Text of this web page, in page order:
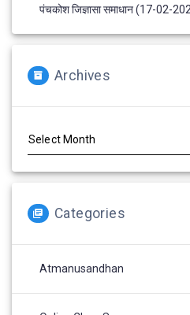
पंचकोश जिज्ञासा समाधान (17-02-
Archives
Categories
Atmanusandhan